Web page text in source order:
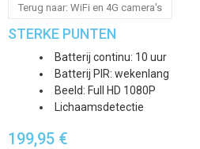
Terug naar: WiFi en 4G camera's
STERKE PUNTEN
Batterij continu: 10 uur
Batterij PIR: wekenlang
Beeld: Full HD 1080P
Lichaamsdetectie
199,95 €